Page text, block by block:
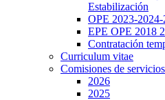
Estabilización
OPE 2023-2024-
EPE OPE 2018
Contratación
Curriculum vitae
Comisiones de servicios
2026
2025